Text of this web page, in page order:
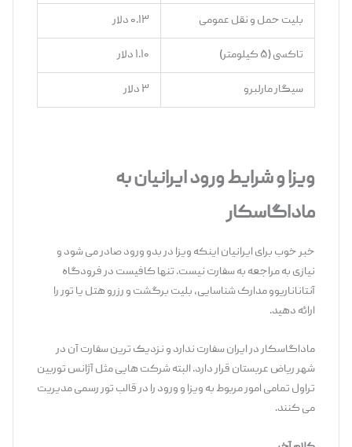
بلیت حمل ‌و نقل عمومی
تاکسی (۵ کیلومتر)
سیگار مارلبرو
ویزا و شرایط ورود ایرانیان به
ماداگاسکار
خبر خوب برای ایرانیان اینکه ویزا در بدو ورود صادر می‌ شود و
نیازی به مراجعه به سفارت نیست. تنها کافیست در فرودگاه
آنتاناناریوو مدارک شناسایی، بلیت برگشت و رزرو هتل یا تور را
ارائه دهید.
ماداگاسکار در ایران سفارت ندارد و نزدیک ‌ترین سفارت آن در
شهر ریاض عربستان قرار دارد. البته شرکت ‌هایی مثل آژانس توربین
تراول تمامی امور مربوط به ویزا و ورود را در قالب تور رسمی مدیریت
می‌ کنند.